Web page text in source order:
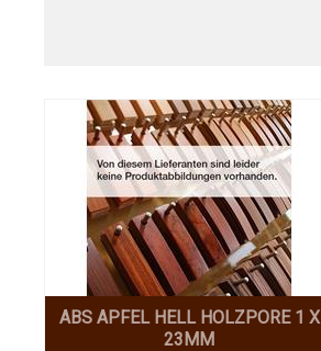
ABS APFEL HELL HOLZPORE 1 X
23MM